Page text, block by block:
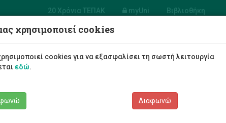
20 Χρόνια ΤΕΠΑΚ myUni Βιβλιοθήκη
Φοιτητές/τριες Σπουδές Έρευνα
χρησιμοποιεί cookies
cookies για να εξασφαλίσει τη σωστή λειτουργία
εδώ.
Διαφωνώ